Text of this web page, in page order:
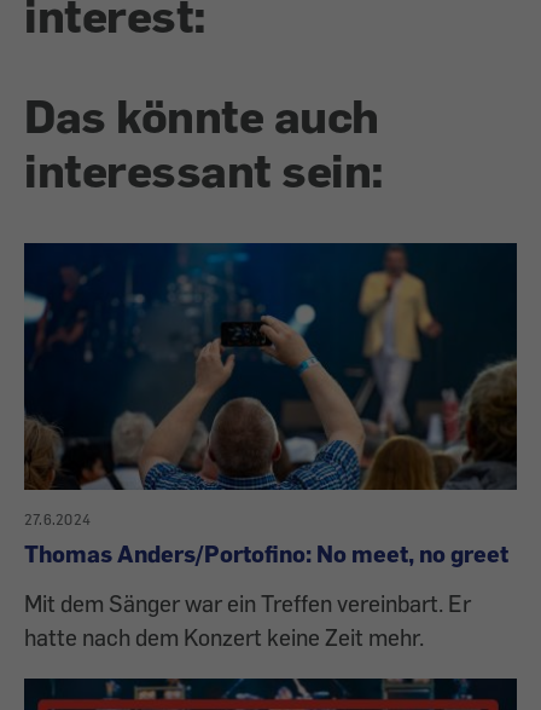
interest:
Das könnte auch
interessant sein:
27.6.2024
Thomas Anders/Portofino: No meet, no greet
Mit dem Sänger war ein Treffen vereinbart. Er
hatte nach dem Konzert keine Zeit mehr.